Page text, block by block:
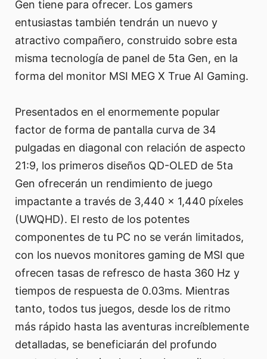
Gen tiene para ofrecer. Los gamers
entusiastas también tendrán un nuevo y
atractivo compañero, construido sobre esta
misma tecnología de panel de 5ta Gen, en la
forma del monitor MSI MEG X True AI Gaming.
Presentados en el enormemente popular
factor de forma de pantalla curva de 34
pulgadas en diagonal con relación de aspecto
21:9, los primeros diseños QD-OLED de 5ta
Gen ofrecerán un rendimiento de juego
impactante a través de 3,440 x 1,440 píxeles
(UWQHD). El resto de los potentes
componentes de tu PC no se verán limitados,
con los nuevos monitores gaming de MSI que
ofrecen tasas de refresco de hasta 360 Hz y
tiempos de respuesta de 0.03ms. Mientras
tanto, todos tus juegos, desde los de ritmo
más rápido hasta las aventuras increíblemente
detalladas, se beneficiarán del profundo